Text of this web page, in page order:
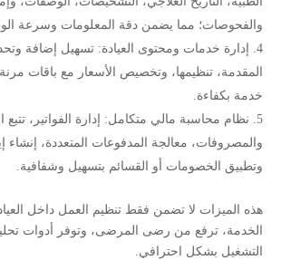
والفحوصات؛ مما يضمن دقة المعلومات وسرعة
إدارة خدمات ومحتوى العيادة: تسهيل إضافة
المقدمة، تنظيمها، وتخصيص الأسعار مع باقات
خدمة بكفاءة.
نظام محاسبة مالي متكامل: إدارة الفواتير، تتبع
والمصروفات، معالجة المدفوعات المتعددة، إنشاء
وتطبيق الخصومات أو القسائم بتسهيل وشفافية.
هذه الميزات لا تضمن فقط تنظيم العمل داخل
الخدمة، ترفع من رضى المرضى، وتوفر أدوات
التشغيل بشكل احترافي.